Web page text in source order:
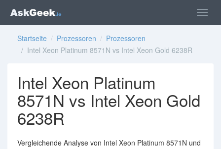
Startseite / Prozessoren / Prozessoren
/ Intel Xeon Platinum 8571N vs Intel Xeon Gold 6238R
Intel Xeon Platinum
8571N vs Intel Xeon Gold
6238R
Vergleichende Analyse von Intel Xeon Platinum 8571N und